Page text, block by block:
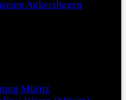
Ankershagen
Müritz